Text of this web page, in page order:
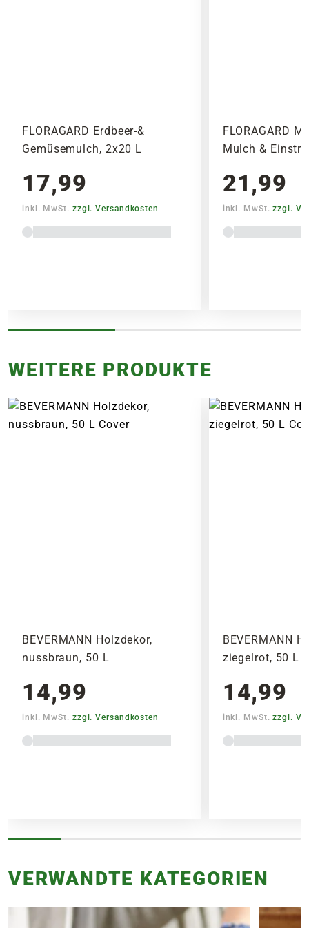
FLORAGARD Erdbeer-&
Gemüsemulch, 2x20 L
17,99
inkl. MwSt. zzgl. Versandkosten
FLORAGARD
Mulch &
21,99
inkl. MwSt.zzgl.
WEITERE PRODUKTE
BEVERMANN Holzdekor,
nussbraun, 50 L
14,99
inkl. MwSt. zzgl. Versandkosten
BEVERMANN
ziegelrot, 50 L
14,99
inkl. MwSt.zzgl.
VERWANDTE KATEGORIEN